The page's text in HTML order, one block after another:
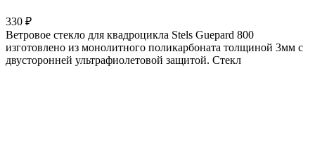
330 ₽
Ветровое стекло для квадроцикла Stels Guepard 800
изготовлено из монолитного поликарбоната толщиной 3мм с
двусторонней ультрафиолетовой защитой. Стекл